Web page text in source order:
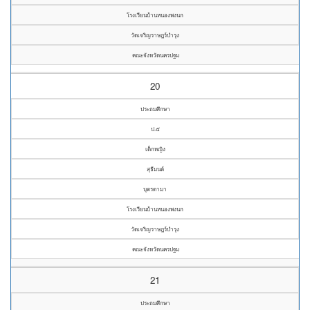
โรงเรียนบ้านหนองพงนก
วัดเจริญราษฎร์บำรุง
คณะจังหวัดนครปฐม
20
ประถมศึกษา
ป.๕
เด็กหญิง
สุธีมนต์
บุตรดามา
โรงเรียนบ้านหนองพงนก
วัดเจริญราษฎร์บำรุง
คณะจังหวัดนครปฐม
21
ประถมศึกษา